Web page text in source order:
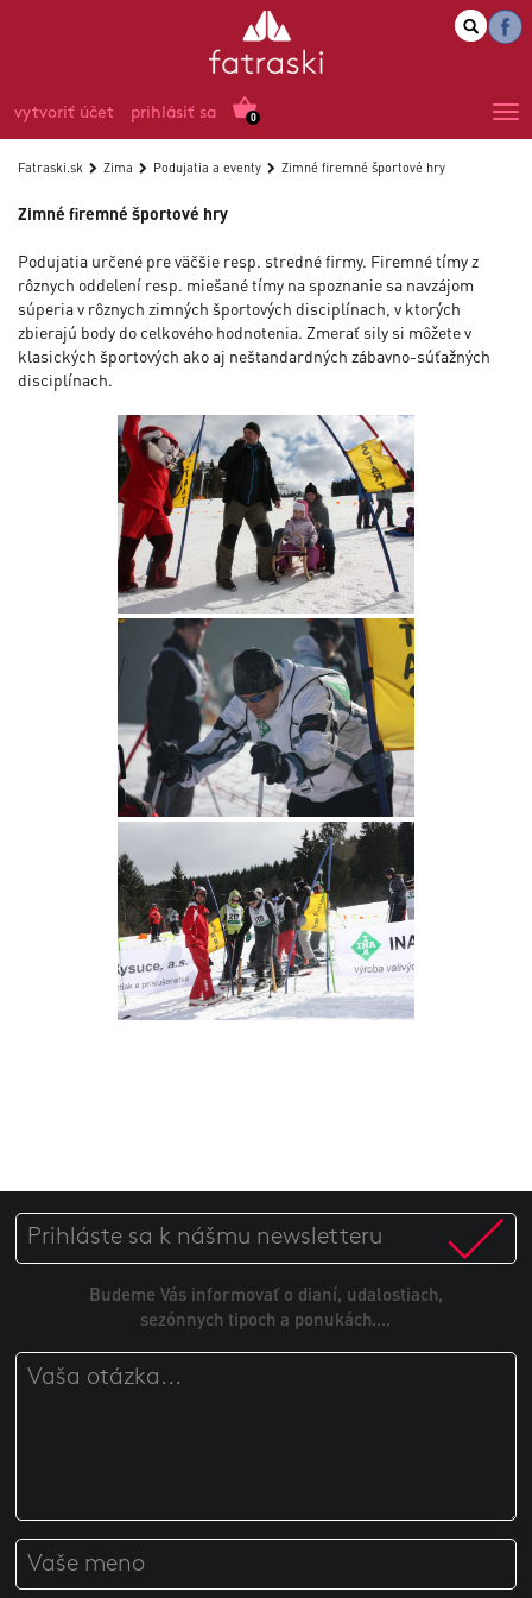
0
vytvoriť účet prihlásiť sa
Fatraski.sk Zima Podujatia a eventy Zimné firemné športové hry
Zimné firemné športové hry
Podujatia určené pre väčšie resp. stredné firmy. Firemné tímy z
rôznych oddelení resp. miešané tímy na spoznanie sa navzájom
súperia v rôznych zimných športových disciplínach, v ktorých
zbierajú body do celkového hodnotenia. Zmerať sily si môžete v
klasických športových ako aj neštandardných zábavno-súťažných
disciplínach.
Budeme Vás informovať o dianí, udalostiach,
sezónnych tipoch a ponukách....